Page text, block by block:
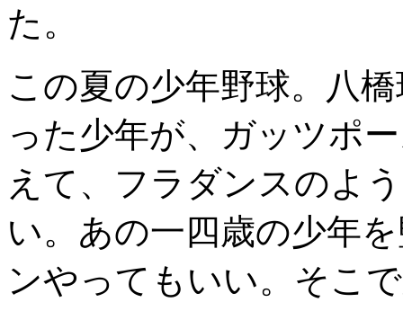
た。
この夏の少年野球。八
った少年が、ガッツポ
えて、フラダンスのよ
い。あの一四歳の少年
ンやってもいい。そこ